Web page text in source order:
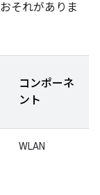
それがありま
コンポーネ
ント
WLAN